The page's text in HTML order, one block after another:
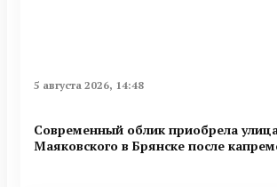
5 августа 2026, 14:48
Современный облик приобрела
Маяковского в Брянске после